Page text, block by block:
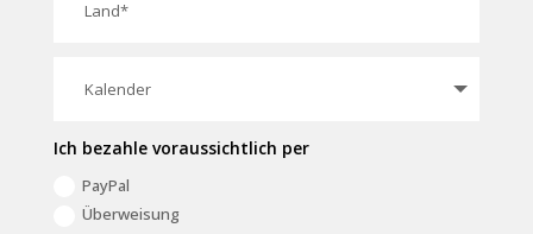
Ich bezahle voraussichtlich per
PayPal
Überweisung